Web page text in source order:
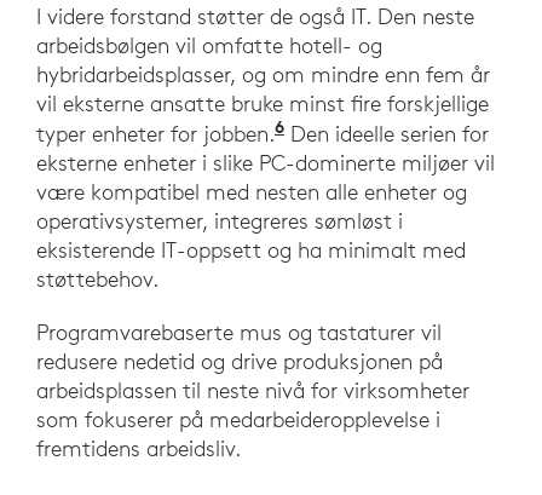
I videre forstand støtter de også IT. Den neste
arbeidsbølgen vil omfatte hotell- og
hybridarbeidsplasser, og om mindre enn fem år
vil eksterne ansatte bruke minst fire forskjellige
typer enheter for jobben.6 "Hybride og eksterne
Den ideelle serien for
eksterne enheter i slike PC-dominerte miljøer vil
være kompatibel med nesten alle enheter og
operativsystemer, integreres sømløst i
eksisterende IT-oppsett og ha minimalt med
støttebehov.
Programvarebaserte mus og tastaturer vil
redusere nedetid og drive produksjonen på
arbeidsplassen til neste nivå for virksomheter
som fokuserer på medarbeideropplevelse i
fremtidens arbeidsliv.